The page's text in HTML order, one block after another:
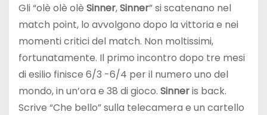
Gli “olè olè olè Sinner,Sinner” si scatenano nel
match point, lo avvolgono dopo la vittoria e nei
momenti critici del match. Non moltissimi,
fortunatamente. Il primo incontro dopo tre mesi
di esilio finisce 6/3 -6/4 per il numero uno del
mondo, in un’ora e 38 di gioco. Sinneris back.
Scrive “Che bello” sulla telecamera e un cartello